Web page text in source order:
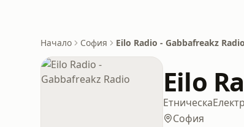
Начало София Eilo Radio - Gabbafreakz Radio
Eilo
Етническа
София